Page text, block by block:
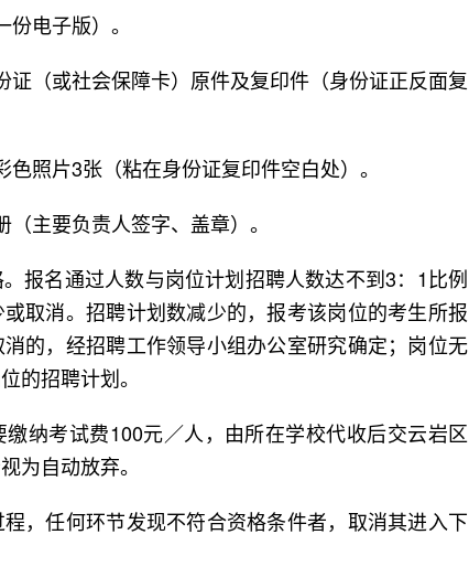
电子版）。
（或社会保障卡）原件及复印件（身份证正反面复
照片3张（粘在身份证复印件空白处）。
主要负责人签字、盖章）。
名通过人数与岗位计划招聘人数达不到3：1比例
取消。招聘计划数减少的，报考该岗位的考生所报
的，经招聘工作领导小组办公室研究确定；岗位无
的招聘计划。
考试费100元／人，由所在学校代收后交云岩区
为自动放弃。
任何环节发现不符合资格条件者，取消其进入下